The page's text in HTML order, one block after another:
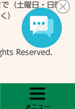
（土曜日・日曜
）
Reserved.